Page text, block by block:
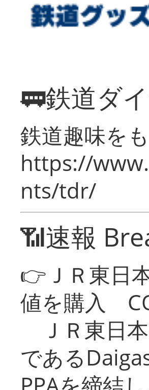
🚃鉄道ダ
鉄道趣味を
https://
nts/tdr/
📶速報
👉ＪＲ東日
値を購入
ＪＲ東日
である